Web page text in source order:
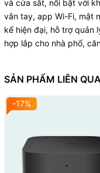
và cửa sắt, nổi bật với
vân tay, app Wi-Fi, mật
kế hiện đại, hỗ trợ quản
hợp lắp cho nhà phố,
SẢN PHẨM LIÊN
-17%